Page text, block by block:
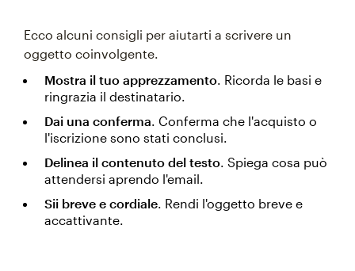
Ecco alcuni consigli per aiutarti a scrivere un
oggetto coinvolgente.
Mostra il tuo apprezzamento. Ricorda le basi e
ringrazia il destinatario.
Dai una conferma. Conferma che l'acquisto o
l'iscrizione sono stati conclusi.
Delinea il contenuto del testo. Spiega cosa può
attendersi aprendo l'email.
Sii breve e cordiale. Rendi l'oggetto breve e
accattivante.